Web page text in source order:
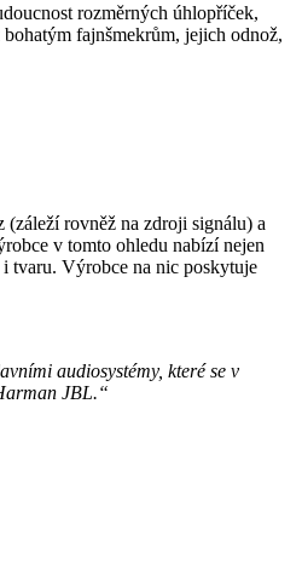
rozměrných úhlopříček,
fajnšmekrům, jejich odnož,
rovněž na zdroji signálu) a
v tomto ohledu nabízí nejen
tvaru. Výrobce na nic poskytuje
audiosystémy, které se v
JBL.“